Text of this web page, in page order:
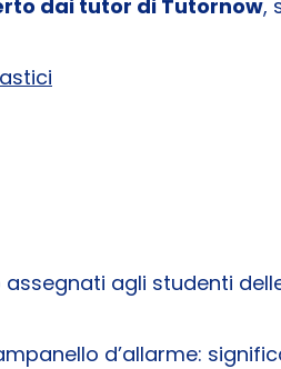
dai tutor di Tutornow,
agli studenti
d’allarme: